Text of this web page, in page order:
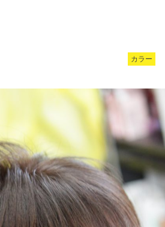
カラー